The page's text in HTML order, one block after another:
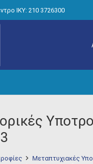
IKY: 210 3726300
Μεταπτυχιακές